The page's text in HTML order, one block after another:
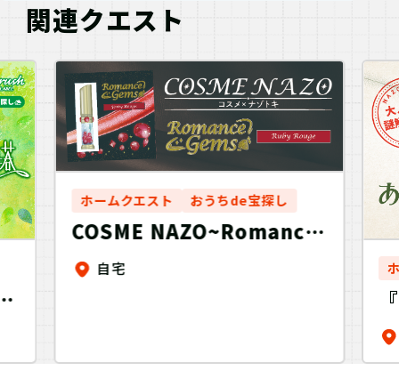
関連クエスト
ホームクエスト おうちde宝探し
COSME NAZO~Romance
Gems~Ruby Rouge
自宅